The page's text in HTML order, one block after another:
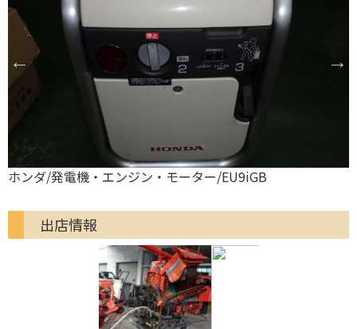
ホンダ/発電機・エンジン・モーター/EU9iGB
出店情報